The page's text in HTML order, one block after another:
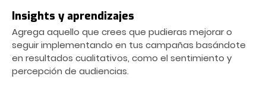
Insights y aprendizajes
Agrega aquello que crees que pudieras mejorar o
seguir implementando en tus campañas basándote
en resultados cualitativos, como el sentimiento y
percepción de audiencias.